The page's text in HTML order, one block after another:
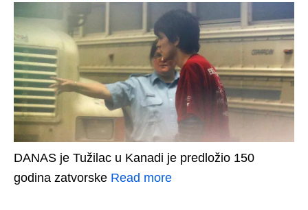
DANAS je Tužilac u Kanadi je predložio 150
godina zatvorske Read more